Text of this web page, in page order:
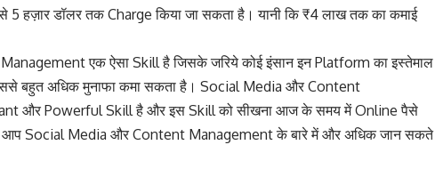
हज़ार डॉलर तक Charge किया जा सकता है। यानी कि ₹4 लाख तक का कमाई
एक ऐसा Skill है जिसके जरिये कोई इंसान इन Platform का इस्तेमाल
बहुत अधिक मुनाफा कमा सकता है। Social Media और Content
और Powerful Skill है और इस Skill को सीखना आज के समय में Online पैसे
में आप Social Media और Content Management के बारे में और अधिक जान सकते